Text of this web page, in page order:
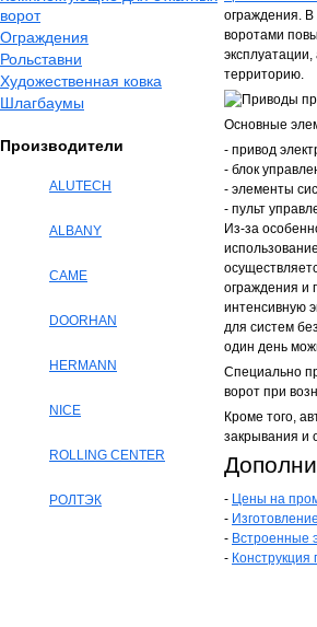
ворот
Ограждения
Рольставни
Художественная ковка
Шлагбаумы
Производители
ALUTECH
ALBANY
CAME
DOORHAN
HERMANN
NICE
ROLLING CENTER
РОЛТЭК
ограждения.
воротами
территорию.
Основные
- привод
- блок
- элементы
- пульт
Из-за
ограждения и
интенсивную
для систем
один день
Специально
ворот при
Кроме того,
закрывания и
- Цены на
-
- Встроенные
-